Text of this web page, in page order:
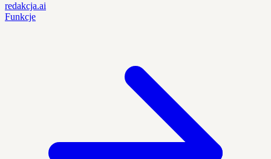
redakcja.ai
Funkcje